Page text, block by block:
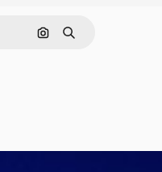
Поиск по изображению
Поиск